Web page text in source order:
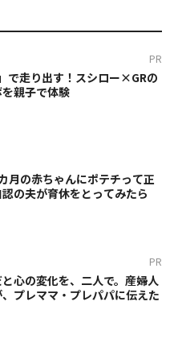
PR
で走り出す！スシロー×GRの
親子で体験
月の赤ちゃんにポテチって正
の夫が育休をとってみたら
PR
心の変化を、二人で。産婦人
プレママ・プレパパに伝えた